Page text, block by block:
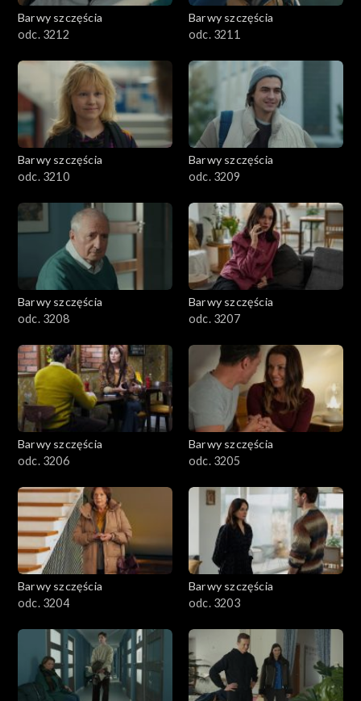
Barwy szczęścia
odc. 3212
Barwy szczęścia
odc. 3211
Barwy szczęścia
odc. 3210
Barwy szczęścia
odc. 3209
Barwy szczęścia
odc. 3208
Barwy szczęścia
odc. 3207
Barwy szczęścia
odc. 3206
Barwy szczęścia
odc. 3205
Barwy szczęścia
odc. 3204
Barwy szczęścia
odc. 3203